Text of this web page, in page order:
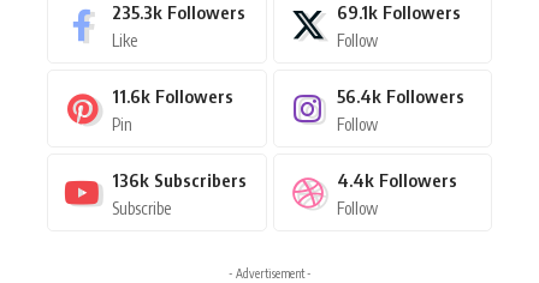
235.3k Followers
Like
69.1k Followers
Follow
11.6k Followers
Pin
56.4k Followers
Follow
136k Subscribers
Subscribe
4.4k Followers
Follow
- Advertisement -